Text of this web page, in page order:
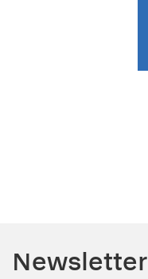
Newsletter